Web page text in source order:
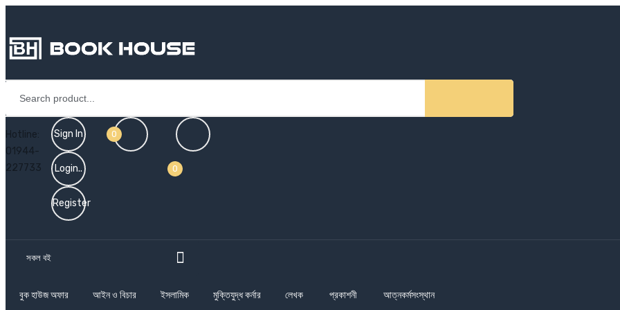
Hotline:
01944-
227733
Sign In
Login..
Register
0
0
সকল বই
বুক হাউজ অফার আইন ও বিচার ইসলামিক মুক্তিযুদ্ধ কর্নার লেখক প্রকাশনী আত্নকর্মসংস্থান